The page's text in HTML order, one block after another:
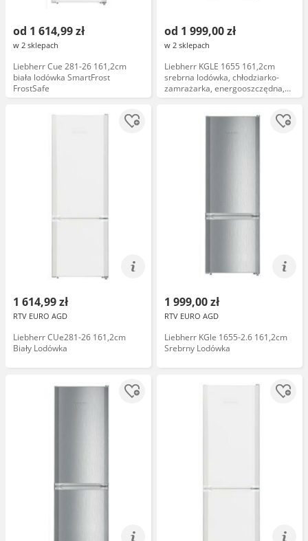
od 1 614,99 zł
w 2 sklepach
Liebherr Cue 281-26 161,2cm
biała lodówka SmartFrost
FrostSafe
od 1 999,00 zł
w 2 sklepach
Liebherr KGLE 1655 161,2cm
srebrna lodówka, chłodziarko-
zamrażarka, energooszczędna,
sterowanie elektroniczne
1 614,99 zł
RTV EURO AGD
Liebherr CUe281-26 161,2cm
Biały Lodówka
1 999,00 zł
RTV EURO AGD
Liebherr KGle 1655-2.6 161,2cm
Srebrny Lodówka